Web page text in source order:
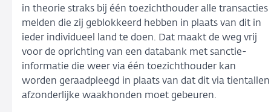
in theorie straks bij één toezichthouder alle transacties
melden die zij geblokkeerd hebben in plaats van dit in
ieder individueel land te doen. Dat maakt de weg vrij
voor de oprichting van een databank met sanctie-
informatie die weer via één toezichthouder kan
worden geraadpleegd in plaats van dat dit via tientallen
afzonderlijke waakhonden moet gebeuren.